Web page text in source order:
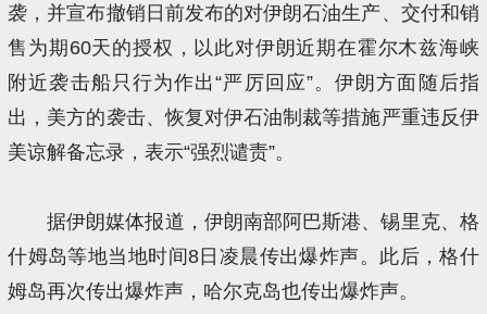
袭，并宣布撤销日前发布的对伊朗石油生产、交付和销
售为期60天的授权，以此对伊朗近期在霍尔木兹海峡
附近袭击船只行为作出“严厉回应”。伊朗方面随后指
出，美方的袭击、恢复对伊石油制裁等措施严重违反伊
美谅解备忘录，表示“强烈谴责”。
据伊朗媒体报道，伊朗南部阿巴斯港、锡里克、格
什姆岛等地当地时间8日凌晨传出爆炸声。此后，格什
姆岛再次传出爆炸声，哈尔克岛也传出爆炸声。